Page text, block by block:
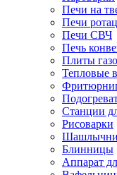
Печи на
Печи
Печи СВЧ
Печь
Плиты
Тепловые
Станции
Рисоварки
Блинницы
Аппарат